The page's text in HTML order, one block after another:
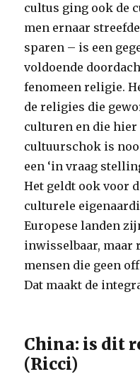
cultus ging ook de
men ernaar
sparen – is een
voldoende
fenomeen religie.
de religies die
culturen en die hier
cultuurschok is
een ‘in vraag
Het geldt ook voor
culturele
Europese landen
inwisselbaar, maar
mensen die geen
Dat maakt de
China: is dit
(Ricci)